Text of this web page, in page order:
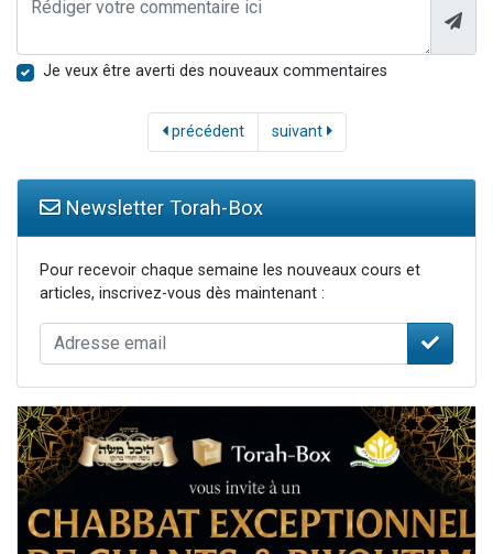
Je veux être averti des nouveaux commentaires
précédent suivant
Newsletter Torah-Box
Pour recevoir chaque semaine les nouveaux cours et
articles, inscrivez-vous dès maintenant :